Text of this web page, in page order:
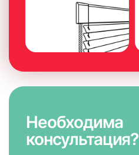
Необходима
консультация?